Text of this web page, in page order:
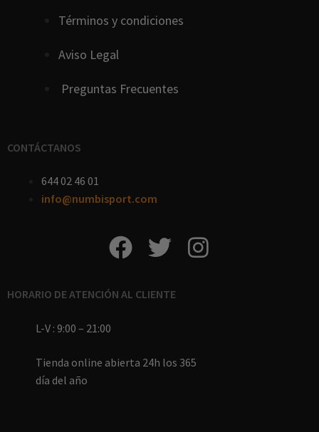
Términos y condiciones
Aviso Legal
Preguntas Frecuentes
CONTÁCTANOS
644 02 46 01
info@numbisport.com
HORARIO DE ATENCIÓN AL CLIENTE
L-V : 9:00 – 21:00
Tienda online abierta 24h los 365
día del año